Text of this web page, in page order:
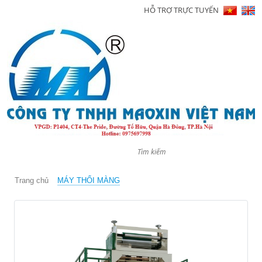
HỖ TRỢ TRỰC TUYẾN
Giới
thiệu
Sản
Trang chủ MÁY THỔI MÀNG